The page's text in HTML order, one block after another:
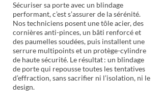
Sécuriser sa porte avec un blindage
performant, c’est s’assurer de la sérénité.
Nos techniciens posent une tôle acier, des
cornières anti-pinces, un bâti renforcé et
des paumelles soudées, puis installent une
serrure multipoints et un protège-cylindre
de haute sécurité. Le résultat : un blindage
de porte qui repousse toutes les tentatives
d’effraction, sans sacrifier ni l’isolation, ni le
design.